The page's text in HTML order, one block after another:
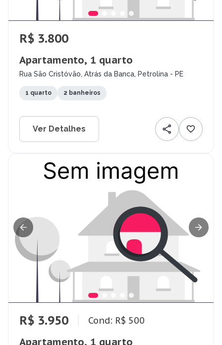
R$ 3.800
Apartamento, 1 quarto
Rua São Cristóvão, Atrás da Banca, Petrolina - PE
1 quarto 2 banheiros
Ver Detalhes
R$ 3.950 Cond: R$ 500
Apartamento, 1 quarto